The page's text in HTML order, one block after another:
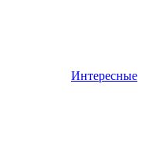
Интересные